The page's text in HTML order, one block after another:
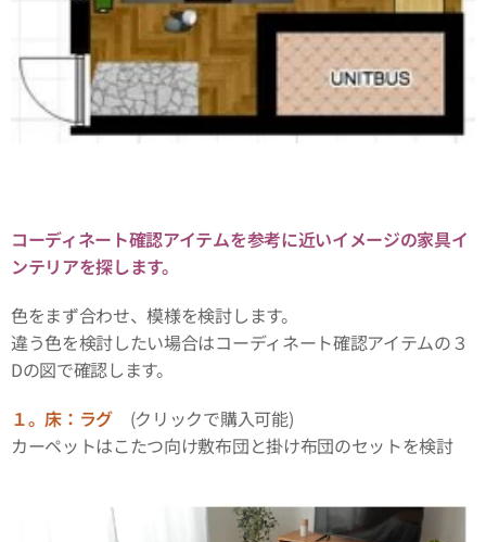
コーディネート確認アイテムを参考に近いイメージの家具イ
ンテリアを探します。
色をまず合わせ、模様を検討します。
違う色を検討したい場合はコーディネート確認アイテムの３
Dの図で確認します。
１。床：ラグ (クリックで購入可能)
カーペットはこたつ向け敷布団と掛け布団のセットを検討